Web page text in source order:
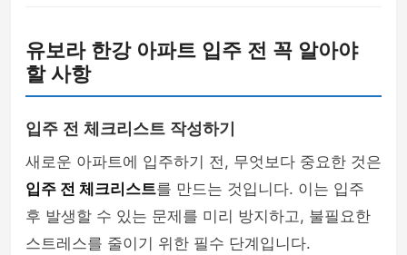
유보라 한강 아파트 입주 전 꼭 알아야
할 사항
입주 전 체크리스트 작성하기
새로운 아파트에 입주하기 전, 무엇보다 중요한 것은
입주 전 체크리스트를 만드는 것입니다. 이는 입주
후 발생할 수 있는 문제를 미리 방지하고, 불필요한
스트레스를 줄이기 위한 필수 단계입니다.